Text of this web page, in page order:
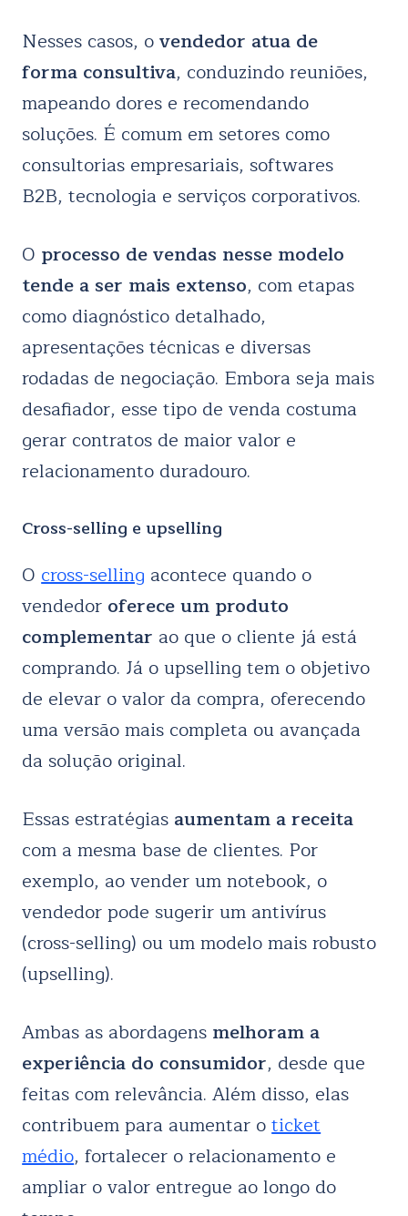
Nesses casos, ovendedor atua de
forma consultiva, conduzindo reuniões,
mapeando dores e recomendando
soluções. É comum em setores como
consultorias empresariais, softwares
B2B, tecnologia e serviços corporativos.
O processo de vendas nesse modelo
tende a ser mais extenso, com etapas
como diagnóstico detalhado,
apresentações técnicas e diversas
rodadas de negociação. Embora seja mais
desafiador, esse tipo de venda costuma
gerar contratos de maior valor e
relacionamento duradouro.
Cross-selling e upselling
Ocross-selling acontece quando o
vendedor oferece um produto
complementar ao que o cliente já está
comprando. Já o upselling tem o objetivo
de elevar o valor da compra, oferecendo
uma versão mais completa ou avançada
da solução original.
Essas estratégias aumentam a receita
com a mesma base de clientes. Por
exemplo, ao vender um notebook, o
vendedor pode sugerir um antivírus
(cross-selling) ou um modelo mais robusto
(upselling).
Ambas as abordagens melhoram a
experiência do consumidor, desde que
feitas com relevância. Além disso, elas
contribuem para aumentar oticket
médio, fortalecer o relacionamento e
ampliar o valor entregue ao longo do